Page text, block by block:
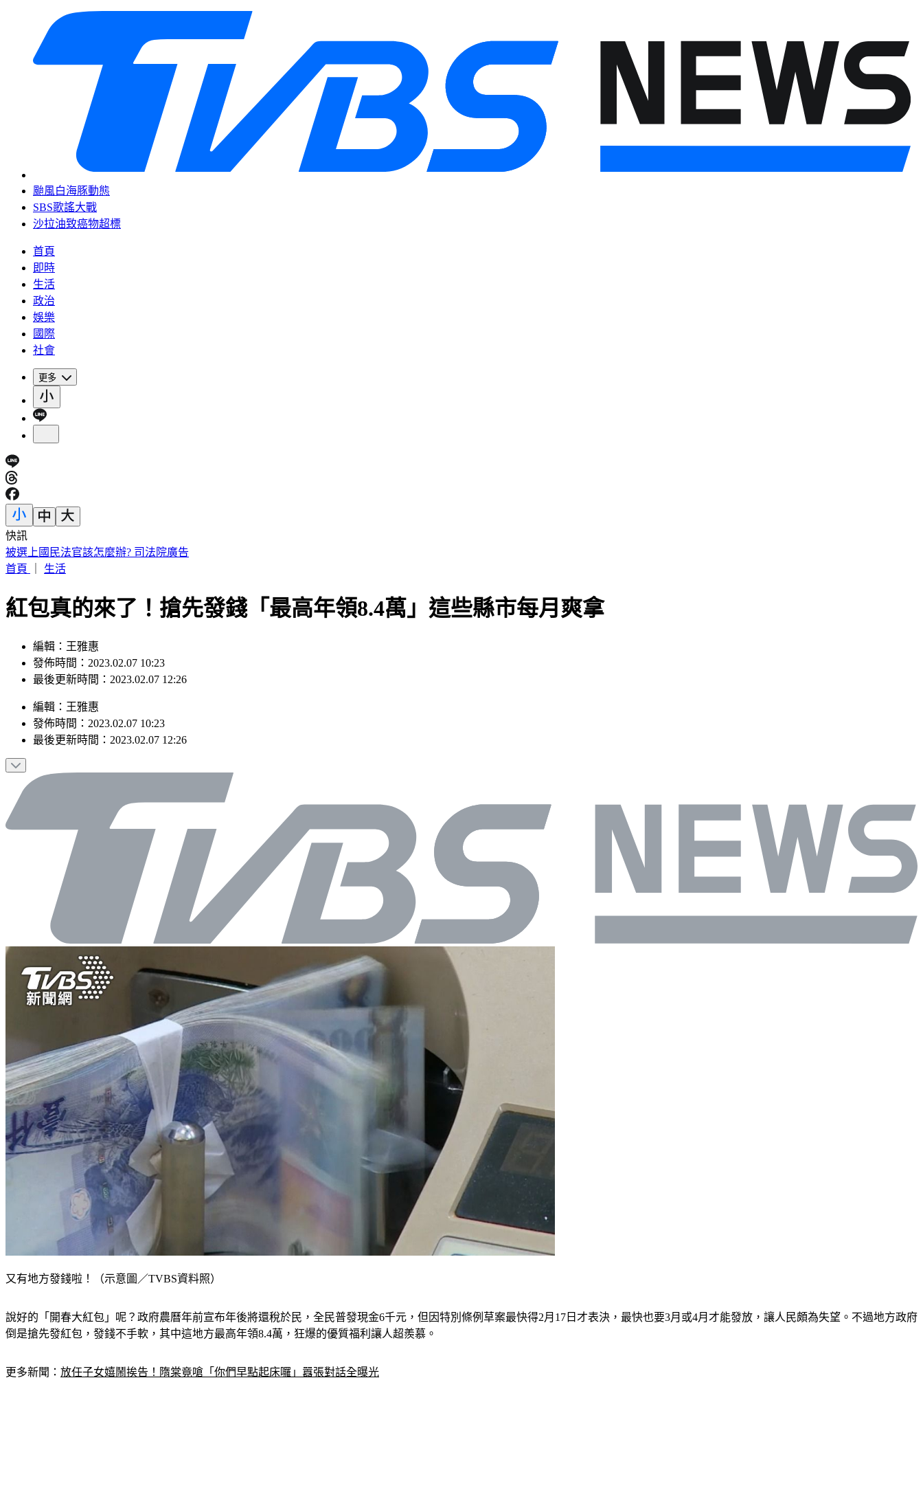
颱風白海豚動態
SBS歌謠大戰
沙拉油致癌物超標
首頁
即時
生活
政治
娛樂
國際
社會
更多
快訊
白海豚颱風「最新暴風侵襲率」這縣市最高
首頁
生活
紅包真的來了！搶先發錢「最高年領8.4萬」這些縣市每月爽拿
編輯：王雅惠
發佈時間：2023.02.07 10:23
最後更新時間：2023.02.07 12:26
編輯 ： 王雅惠
發佈時間： 2023.02.07 10:23
最後更新時間： 2023.02.07 12:26
又有地方發錢啦！（示意圖／TVBS資料照）
說好的「開春大紅包」呢？政府農曆年前宣布年後將還稅於民，全民普發現金6千元，但因特別條例草案最快得2月17日才表決，最快也要3月或4月才能發放，讓人民頗為失望。不過地方政府
倒是搶先發紅包，發錢不手軟，其中這地方最高年領8.4萬，狂爆的優質福利讓人超羨慕。
更多新聞： 放任子女嬉鬧挨告！隋棠竟嗆「你們早點起床囉」囂張對話全曝光